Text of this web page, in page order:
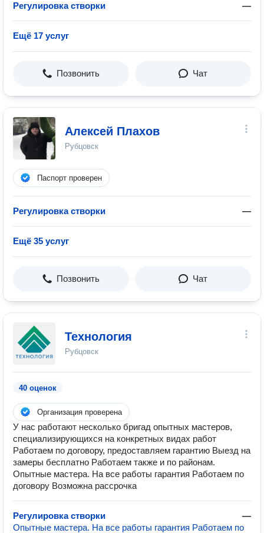
Регулировка створки —
Ещё 17 услуг
Позвонить Чат
Алексей Плахов
Рубцовск
Паспорт проверен
Регулировка створки —
Ещё 35 услуг
Позвонить Чат
Технология
Рубцовск
40 оценок
Организация проверена
У нас работают несколько бригад опытных мастеров,
специализирующихся на конкретных видах работ
Работаем по договору, предоставляем гарантию Выезд на
замеры бесплатно Работаем также и по районам.
Опытные мастера. На все работы гарантия Работаем по
договору Возможна рассрочка
Регулировка створки
—
Опытные мастера. На все работы гарантия Работаем по